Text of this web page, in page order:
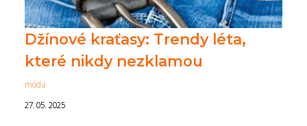
Džínové kraťasy: Trendy léta,
které nikdy nezklamou
móda
27. 05. 2025